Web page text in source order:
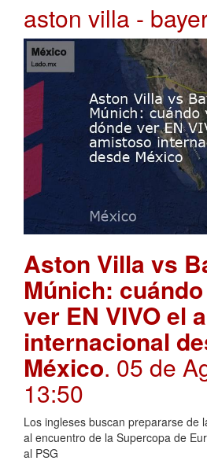
aston villa -
Aston Villa vs
Múnich:
ver EN VIVO el
internacional
México. 05 de
13:50
Los ingleses buscan prepararse de
al encuentro de la Supercopa de
al PSG